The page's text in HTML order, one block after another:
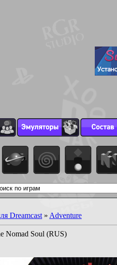
Dreamcast » Adventure
Nomad Soul (RUS)